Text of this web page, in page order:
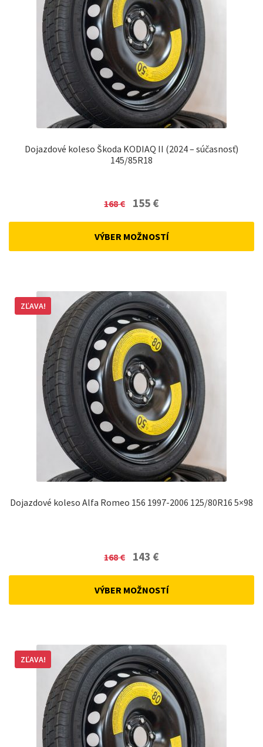
Dojazdové koleso Škoda KODIAQ II (2024 – súčasnosť)
145/85R18
168€
Original
was:
155 €Current
VÝBER MOŽNOSTÍ
Dojazdové koleso Alfa Romeo 156 1997-2006 125/80R16 5×98
ZĽAVA!
168€
Original
was:
143 €Current
VÝBER MOŽNOSTÍ
ZĽAVA!